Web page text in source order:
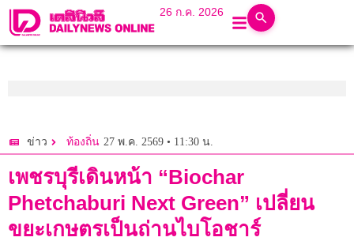
26 ก.ค. 2026
ข่าว ท้องถิ่น 27 พ.ค. 2569 • 11:30 น.
เพชรบุรีเดินหน้า “Biochar
Phetchaburi Next Green” เปลี่ยน
ขยะเกษตรเป็นถ่านไบโอชาร์